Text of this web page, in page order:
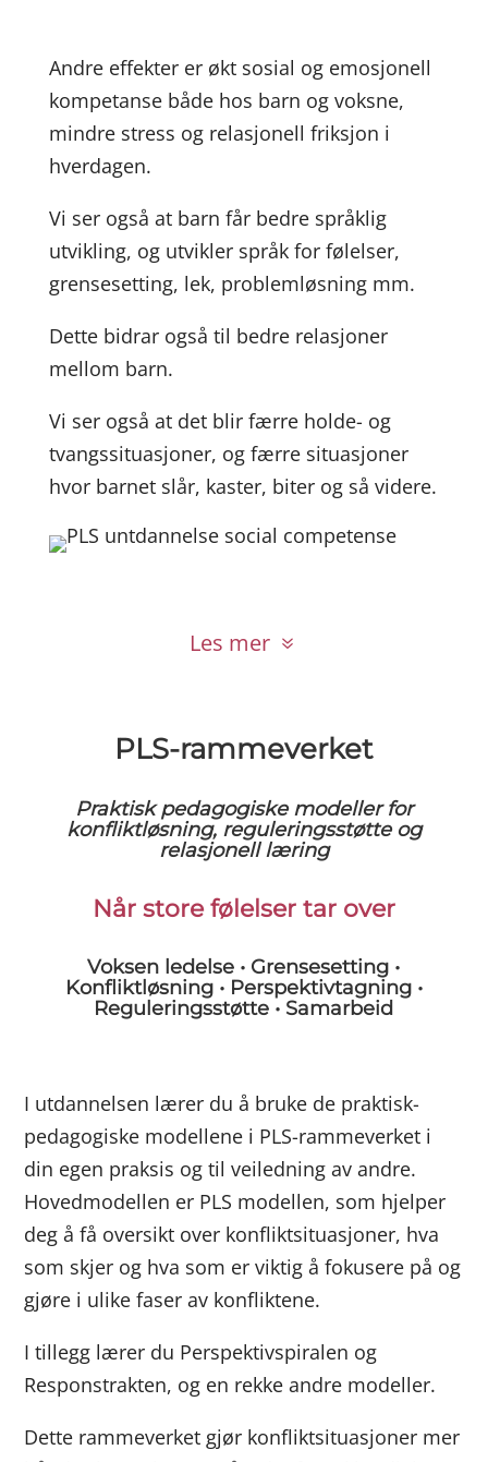
Andre effekter er økt sosial og emosjonell
kompetanse både hos barn og voksne,
mindre stress og relasjonell friksjon i
hverdagen.
Vi ser også at barn får bedre språklig
utvikling, og utvikler språk for følelser,
grensesetting, lek, problemløsning mm.
Dette bidrar også til bedre relasjoner
mellom barn.
Vi ser også at det blir færre holde- og
tvangssituasjoner, og færre situasjoner
hvor barnet slår, kaster, biter og så videre.
Les mer
PLS-rammeverket
Praktisk pedagogiske modeller for
konfliktløsning, reguleringsstøtte og
relasjonell læring
Når store følelser tar over
Voksen ledelse • Grensesetting •
Konfliktløsning • Perspektivtagning •
Reguleringsstøtte • Samarbeid
I utdannelsen lærer du å bruke de praktisk-
pedagogiske modellene i PLS-rammeverket i
din egen praksis og til veiledning av andre.
Hovedmodellen er PLS modellen, som hjelper
deg å få oversikt over konfliktsituasjoner, hva
som skjer og hva som er viktig å fokusere på og
gjøre i ulike faser av konfliktene.
I tillegg lærer du Perspektivspiralen og
Responstrakten, og en rekke andre modeller.
Dette rammeverket gjør konfliktsituasjoner mer